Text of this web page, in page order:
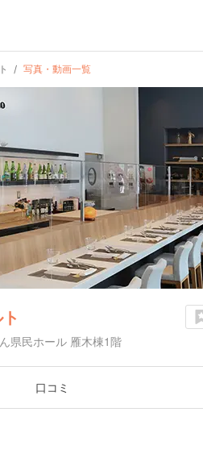
写真・動画一覧
県民ホール 雁木棟1階
口コミ